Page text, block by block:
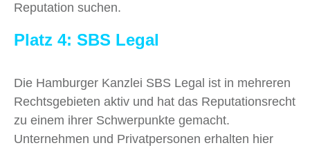
Reputation suchen.
Platz 4: SBS Legal
Die Hamburger Kanzlei SBS Legal ist in mehreren
Rechtsgebieten aktiv und hat das Reputationsrecht
zu einem ihrer Schwerpunkte gemacht.
Unternehmen und Privatpersonen erhalten hier